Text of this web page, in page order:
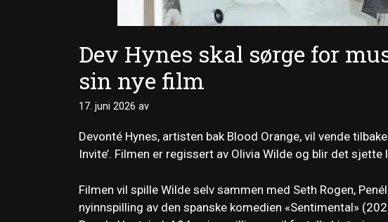
Dev Hynes skal sørge for
sin nye film
17. juni 2026 av
Devonté Hynes, artisten bak Blood Orange, vil vende
Invite’. Filmen er regissert av Olivia Wilde og blir det
Filmen vil spille Wilde selv sammen med Seth Rogen,
nyinnspilling av den spanske komedien «Sentimental»